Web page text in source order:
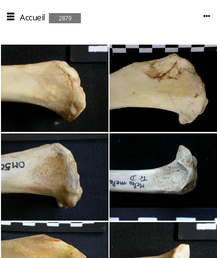
Accueil 2879